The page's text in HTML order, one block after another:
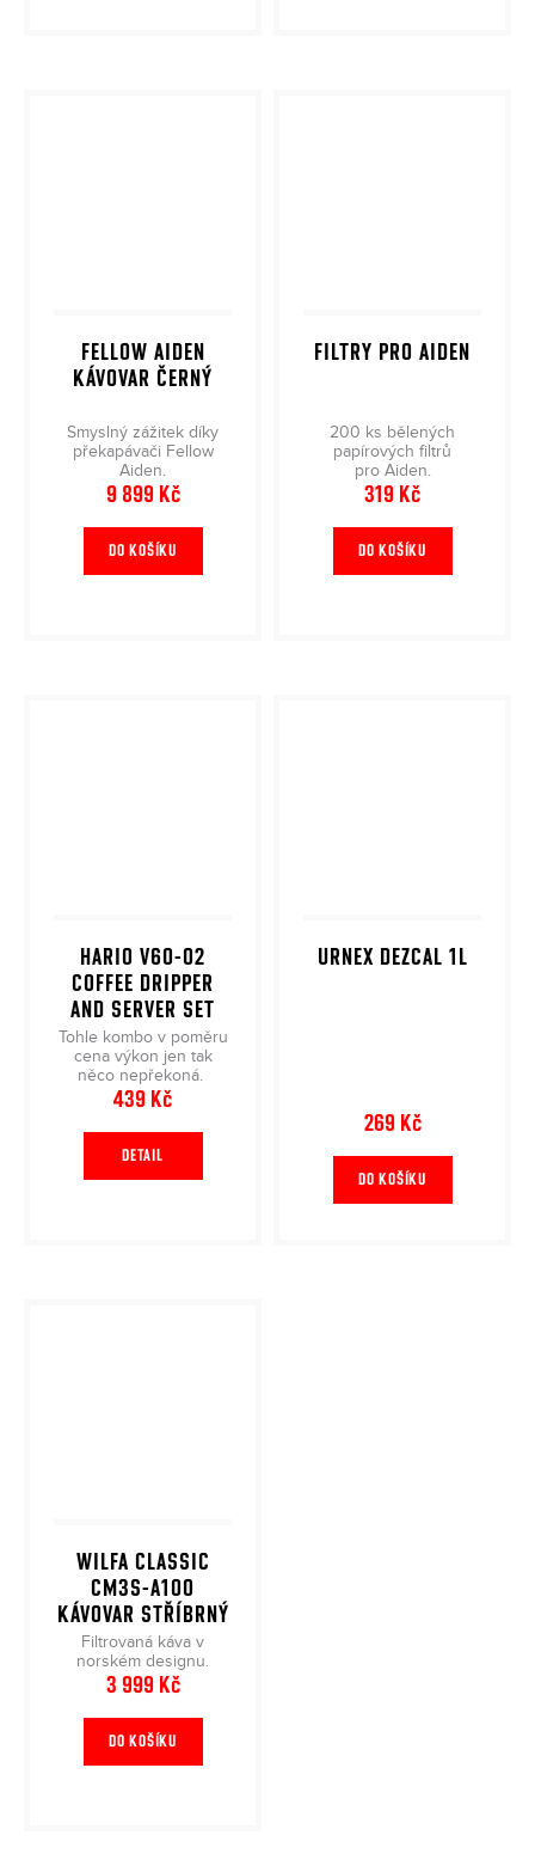
FELLOW AIDEN
KÁVOVAR ČERNÝ
Smyslný zážitek díky
překapávači Fellow
Aiden.
9 899 Kč
DO KOŠÍKU
FILTRY PRO AIDEN
200 ks bělených
papírových filtrů
pro Aiden.
319 Kč
DO KOŠÍKU
HARIO V60-02
COFFEE DRIPPER
AND SERVER SET
Tohle kombo v poměru
cena výkon jen tak
něco nepřekoná.
439 Kč
DETAIL
URNEX DEZCAL 1L
269 Kč
DO KOŠÍKU
WILFA CLASSIC
CM3S-A100
KÁVOVAR STŘÍBRNÝ
Filtrovaná káva v
norském designu.
3 999 Kč
DO KOŠÍKU